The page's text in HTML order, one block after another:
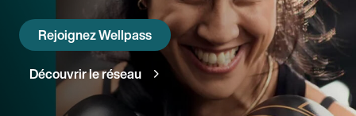
Rejoignez Wellpass
Découvrir le réseau